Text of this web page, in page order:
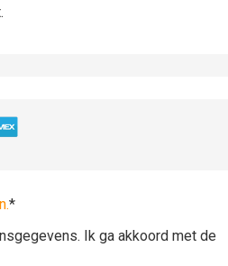
*
Ik ga akkoord met de